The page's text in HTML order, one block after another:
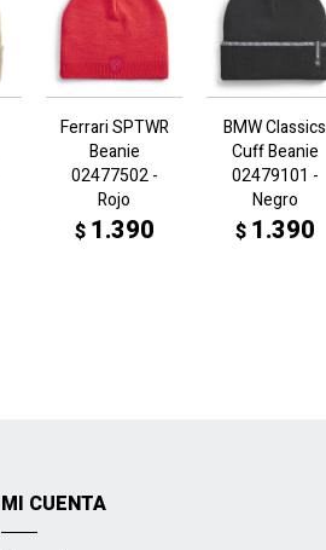
Ferrari SPTWR
Beanie
02477502 -
Rojo
$ 1.390
BMW Classics
Cuff Beanie
02479101 -
Negro
$ 1.390
MI CUENTA